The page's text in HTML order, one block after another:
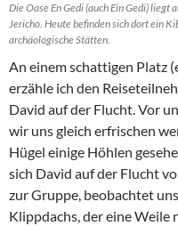
Die Oase En Gedi (auch Ein Gedi)
Jericho. Heute befinden sich dort ein
archäologische Stätten.
An einem schattigen Platz
erzähle ich den
David auf der Flucht. Vor
wir uns gleich erfrischen
Hügel einige Höhlen
sich David auf der Flucht
zur Gruppe, beobachtet
Klippdachs, der eine Weile